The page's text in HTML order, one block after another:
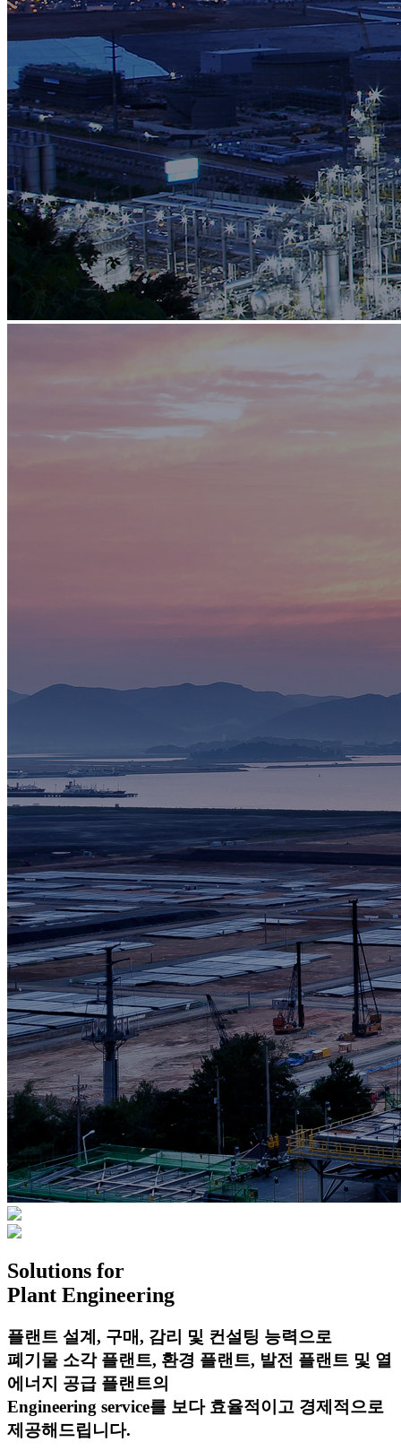
Solutions for
Plant Engineering
플랜트 설계, 구매, 감리 및 컨설팅 능력으로
폐기물 소각 플랜트, 환경 플랜트, 발전 플랜트 및 열
에너지 공급 플랜트의
Engineering service를 보다 효율적이고 경제적으로
제공해드립니다.